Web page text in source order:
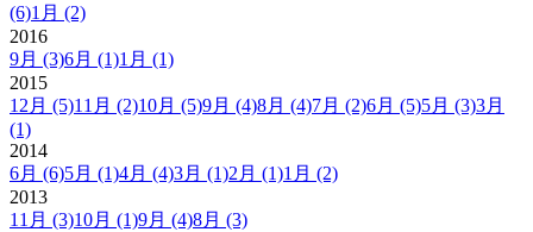
(6)1月 (2)
2016
9月 (3)6月 (1)1月 (1)
2015
12月 (5)11月 (2)10月 (5)9月 (4)8月 (4)7月 (2)6月 (5)5月 (3)3月
(1)
2014
6月 (6)5月 (1)4月 (4)3月 (1)2月 (1)1月 (2)
2013
11月 (3)10月 (1)9月 (4)8月 (3)